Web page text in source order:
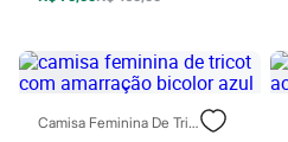
Acessórios
Calçados
Leggings
Shorts e Bermudas
Tops
Moda íntima
Camisa Feminina De Tricot Com Amarração Bicolor Azul